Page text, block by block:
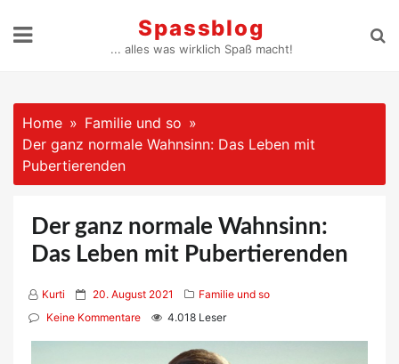
Spassblog
... alles was wirklich Spaß macht!
Home
Familie und so
Der ganz normale Wahnsinn: Das Leben mit
Pubertierenden
Der ganz normale Wahnsinn:
Das Leben mit Pubertierenden
Kurti
P
o
20. August 2021
Familie und so
Keine Kommentare
4.018 Leser